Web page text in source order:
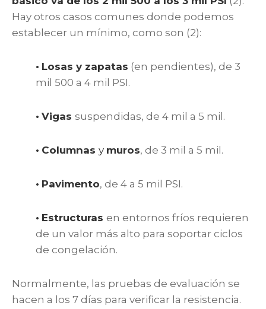
Hay otros casos comunes donde podemos
establecer un mínimo, como son (2):
• Losas y zapatas (en pendientes), de 3
mil 500 a 4 mil PSI.
• Vigas suspendidas, de 4 mil a 5 mil.
• Columnas y muros, de 3 mil a 5 mil.
• Pavimento, de 4 a 5 mil PSI.
• Estructuras en entornos fríos requieren
de un valor más alto para soportar ciclos
de congelación.
Normalmente, las pruebas de evaluación se
hacen a los 7 días para verificar la resistencia.